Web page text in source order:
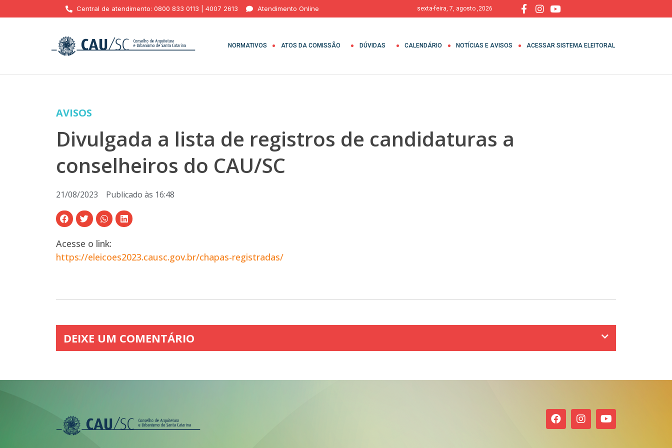
Central de atendimento: 0800 833 0113 | 4007 2613 Atendimento Online sexta-feira, 7, agosto ,2026
NORMATIVOS ATOS DA COMISSÃO DÚVIDAS CALENDÁRIO NOTÍCIAS E AVISOS ACESSAR SISTEMA ELEITORAL
AVISOS
Divulgada a lista de registros de candidaturas a
conselheiros do CAU/SC
21/08/2023 Publicado às 16:48
Acesse o link:
https://eleicoes2023.causc.gov.br/chapas-registradas/
DEIXE UM COMENTÁRIO